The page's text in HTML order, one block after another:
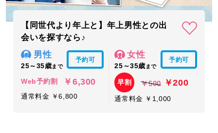
【同世代より年上と】年上男性との出
会いを探すなら♪
男性
25～35歳まで
予約可
Web予約割 ￥6,300
通常料金 ￥6,800
女性
25～35歳 まで
予約可
早割 ￥500 ￥200
通常料金 ￥1,000